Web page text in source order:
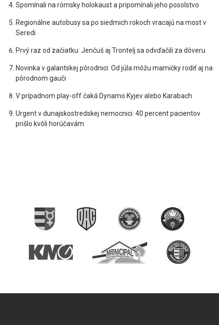
Spomínali na rómsky holokaust a pripomínali jeho posolstvo
Regionálne autobusy sa po siedmich rokoch vracajú na most v
Seredi
Prvý raz od začiatku: Jenčuš aj Trontelj sa odvďačili za dôveru
Novinka v galantskej pôrodnici: Od júla môžu mamičky rodiť aj na
pôrodnom gauči
V prípadnom play-off čaká Dynamo Kyjev alebo Karabach
Urgent v dunajskostredskej nemocnici: 40 percent pacientov
prišlo kvôli horúčavám